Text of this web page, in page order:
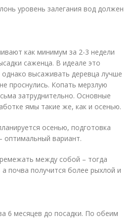
уровень залегания вод должен
как минимум за 2-3 недели
саженца. В идеале это
высаживать деревца лучше
проснулись. Копать мерзлую
затруднительно. Основные
ямы такие же, как и осенью.
осенью, подготовка
оптимальный вариант.
между собой – тогда
почва получится более рыхлой и
6 месяцев до посадки. По обеим